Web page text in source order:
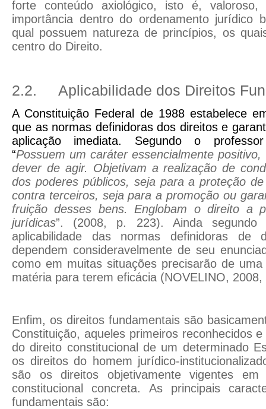
forte conteúdo axiológico, isto é,
importância dentro do ordenamento jurídico
qual possuem natureza de princípios, os
centro do Direito.
2.2. Aplicabilidade dos Direitos
A Constituição Federal de 1988 estabelece
que as normas definidoras dos direitos e
aplicação imediata. Segundo o
“Possuem um caráter essencialmente
dever de agir. Objetivam a realização de
dos poderes públicos, seja para a proteção
contra terceiros, seja para a promoção ou
fruição desses bens. Englobam o direito a
jurídicas”. (2008, p. 223). Ainda
aplicabilidade das normas definidoras de
dependem consideravelmente de seu
como em muitas situações precisarão de
matéria para terem eficácia (NOVELINO, 2008,
Enfim, os direitos fundamentais são
Constituição, aqueles primeiros reconhecidos
do direito constitucional de um determinado
os direitos do homem jurídico-
são os direitos objetivamente vigentes
constitucional concreta. As principais
fundamentais são: